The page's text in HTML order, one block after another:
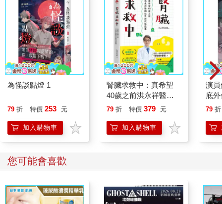
為怪談點燈 1
79 折 特價 253 元
加入購物車
腎臟求救中：真希望
40歲之前洪永祥醫師
就告訴我這些事
79 折 特價 379 元
加入購物車
演
底
79 折
您可能會喜歡